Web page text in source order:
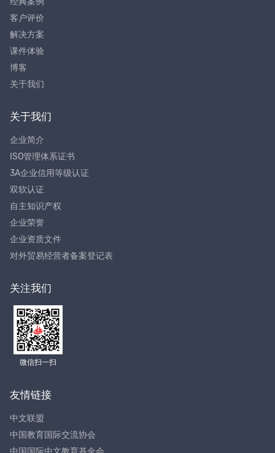
客户评价
解决方案
课件体验
博客
关于我们
关于我们
企业简介
ISO管理体系证书
3A企业信用等级认证
双软认证
自主知识产权
企业荣誉
企业资质文件
对外贸易经营者备案登记表
关注我们
微信扫一扫
友情链接
中文联盟
中国教育国际交流协会